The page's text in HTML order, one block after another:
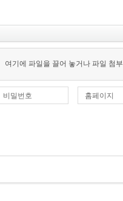
여기에 파일을 끌어 놓거나 파일 첨
비밀번호 홈페이지